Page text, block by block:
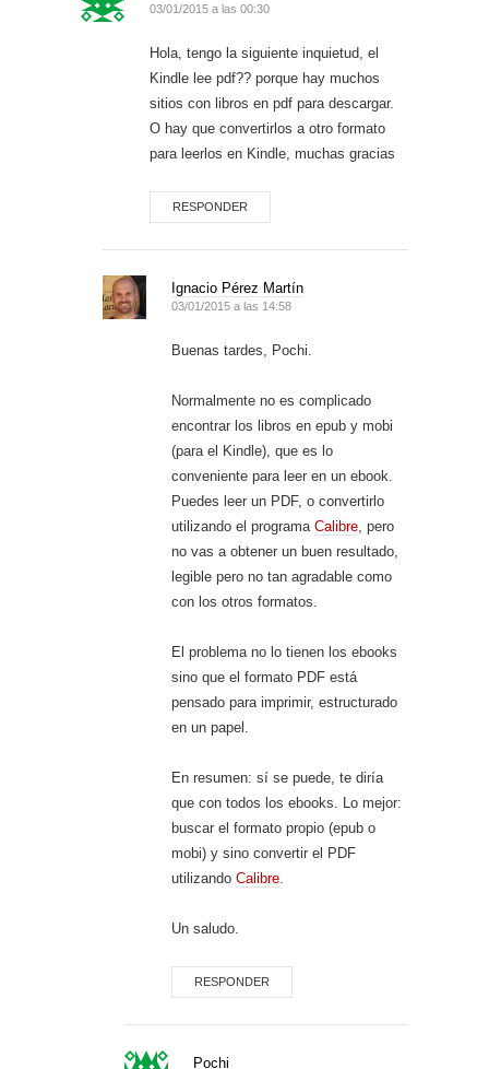
03/01/2015 a las 00:30
Hola, tengo la siguiente inquietud, el
Kindle lee pdf?? porque hay muchos
sitios con libros en pdf para descargar.
O hay que convertirlos a otro formato
para leerlos en Kindle, muchas gracias
RESPONDER
Ignacio Pérez Martín
03/01/2015 a las 14:58
Buenas tardes, Pochi.
Normalmente no es complicado
encontrar los libros en epub y mobi
(para el Kindle), que es lo
conveniente para leer en un ebook.
Puedes leer un PDF, o convertirlo
utilizando el programa Calibre , pero
no vas a obtener un buen resultado,
legible pero no tan agradable como
con los otros formatos.
El problema no lo tienen los ebooks
sino que el formato PDF está
pensado para imprimir, estructurado
en un papel.
En resumen: sí se puede, te diría
que con todos los ebooks. Lo mejor:
buscar el formato propio (epub o
mobi) y sino convertir el PDF
utilizando Calibre
Un saludo.
RESPONDER
Pochi